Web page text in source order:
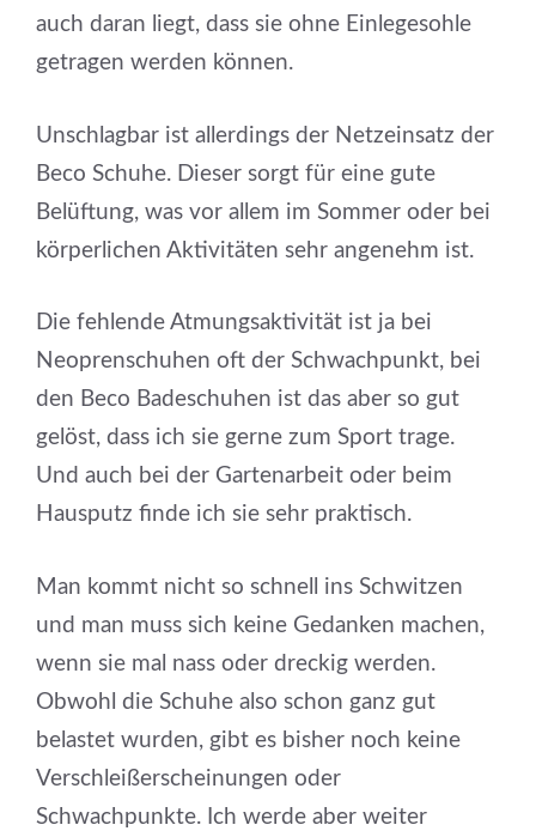
auch daran liegt, dass sie ohne Einlegesohle
getragen werden können.
Unschlagbar ist allerdings der Netzeinsatz der
Beco Schuhe. Dieser sorgt für eine gute
Belüftung, was vor allem im Sommer oder bei
körperlichen Aktivitäten sehr angenehm ist.
Die fehlende Atmungsaktivität ist ja bei
Neoprenschuhen oft der Schwachpunkt, bei
den Beco Badeschuhen ist das aber so gut
gelöst, dass ich sie gerne zum Sport trage.
Und auch bei der Gartenarbeit oder beim
Hausputz finde ich sie sehr praktisch.
Man kommt nicht so schnell ins Schwitzen
und man muss sich keine Gedanken machen,
wenn sie mal nass oder dreckig werden.
Obwohl die Schuhe also schon ganz gut
belastet wurden, gibt es bisher noch keine
Verschleißerscheinungen oder
Schwachpunkte. Ich werde aber weiter